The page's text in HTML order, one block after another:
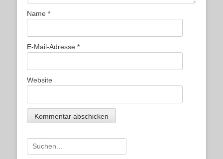
Name *
E-Mail-Adresse *
Website
Suche
nach: